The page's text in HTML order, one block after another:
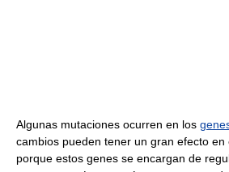
Algunas mutaciones ocurren en los
cambios pueden tener un gran efecto
porque estos genes se encargan de